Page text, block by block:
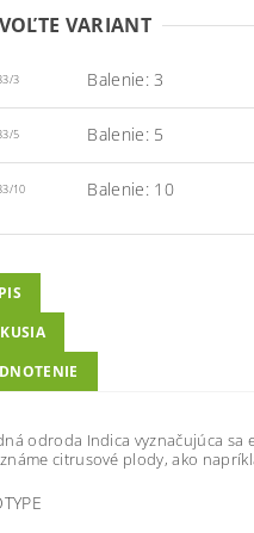
VARIANT
3 Balenie: 3
5 Balenie: 5
10 Balenie: 10
odroda Indica vyznačujúca
citrusové plody, ako